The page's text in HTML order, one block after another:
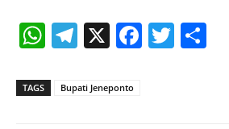
W
ts
Te
gr
X
Fa
T
TAGS Bupati Jeneponto